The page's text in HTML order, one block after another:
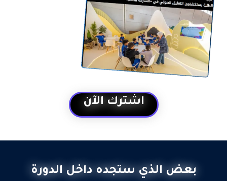
اشترك الآن
بعض الذي ستجده داخل الدورة